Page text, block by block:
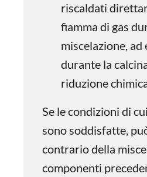
riscaldati
fiamma di gas
miscelazione, ad
durante la
riduzione
Se le condizioni di
sono soddisfatte,
contrario della
componenti